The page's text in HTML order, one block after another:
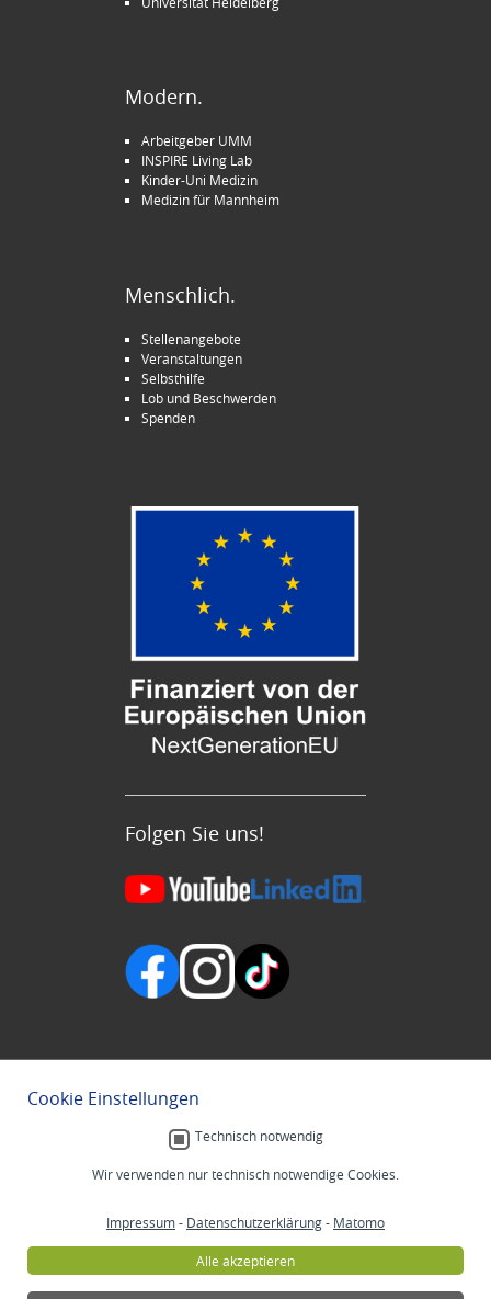
Modern.
Arbeitgeber UMM
INSPIRE Living Lab
Kinder-Uni Medizin
Medizin für Mannheim
Menschlich.
Stellenangebote
Veranstaltungen
Selbsthilfe
Lob und Beschwerden
Spenden
Folgen Sie uns!
Cookie Einstellungen
Technisch notwendig
Wir verwenden nur technisch notwendige Cookies.
Impressum- Datenschutzerklärung- Matomo
Alle akzeptieren